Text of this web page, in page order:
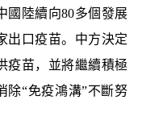
國陸續向80多個發展
出口疫苗。中方決定
疫苗，並將繼續積極
除“免疫鴻溝”不斷努